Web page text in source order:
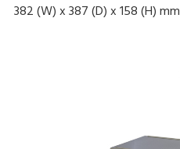
382 (W) x 387 (D) x 158 (H) mm